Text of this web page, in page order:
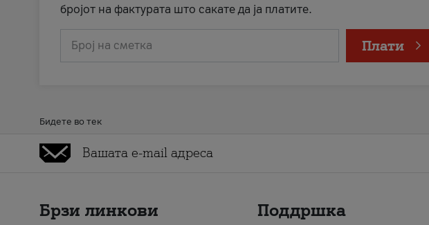
бројот на фактурата што сакате да ја платите.
Број на сметка Плати
Бидете во тек
Брзи линкови Поддршка